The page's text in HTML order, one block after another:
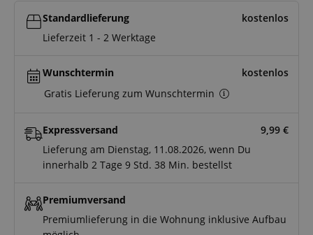
Standardlieferung
kostenlos
Lieferzeit 1 - 2 Werktage
Wunschtermin
kostenlos
Gratis Lieferung zum Wunschtermin
Expressversand 9,99 €
Lieferung am Dienstag, 11.08.2026, wenn Du
innerhalb2 Tage 9 Std. 38 Min. bestellst
Premiumversand
Premiumlieferung in die Wohnung inklusive Aufbau